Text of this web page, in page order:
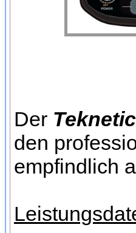
Der
den
empfindlich